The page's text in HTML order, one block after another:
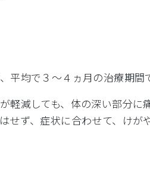
平均で３～４ヵ月の治療期間
軽減しても、体の深い部分
せず、症状に合わせて、けが